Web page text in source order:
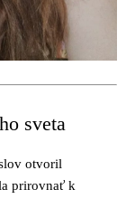
sveta
otvoril
prirovnať k